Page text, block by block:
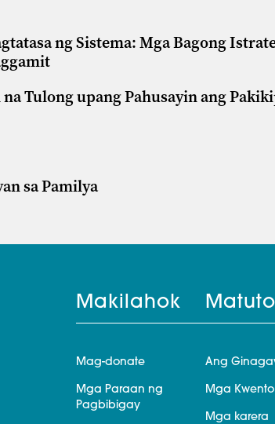
ng Sistema: Mga Bagong
Tulong upang Pahusayin ang
sa Pamilya
Makilahok
Mag-donate
Mga Paraan ng
Pagbibigay
Ang
Mga
Mga karera